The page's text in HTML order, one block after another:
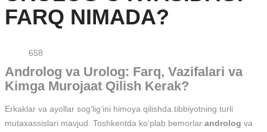
FARQ NIMADA?
658
Androlog va Urolog: Farq, Vazifalari va
Kimga Murojaat Qilish Kerak?
Erkaklar va ayollar sog‘lig‘ini himoya qilishda tibbiyotning turli
mutaxassislari mavjud. Toshkentda ko‘plab bemorlar androlog va